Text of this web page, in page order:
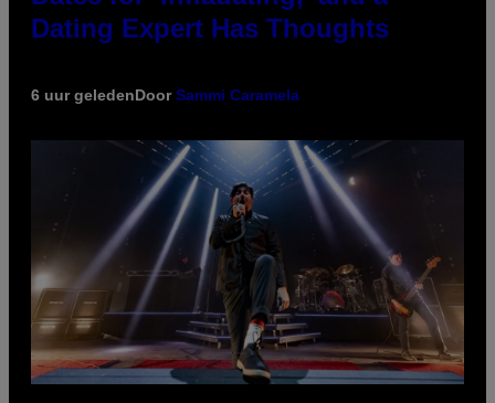
Dating Expert Has Thoughts
6 uur geledenDoorSammi Caramela